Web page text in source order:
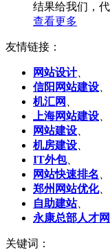
结果给我们，
查看更多
友情链接：
网站设计、
信阳网站建设、
机汇网 、
上海网站建设、
网站建设、
机房建设、
IT外包、
网站快速排名 、
郑州网站优化、
自助建站、
永康总部人才网
关键词：